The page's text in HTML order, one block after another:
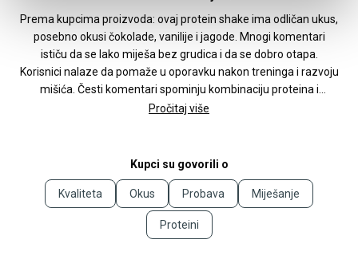
Prema kupcima proizvoda: ovaj protein shake ima odličan ukus,
posebno okusi čokolade, vanilije i jagode. Mnogi komentari
ističu da se lako miješa bez grudica i da se dobro otapa.
Korisnici nalaze da pomaže u oporavku nakon treninga i razvoju
mišića. Česti komentari spominju kombinaciju proteina i
kreatina kao praktičnu. Neki korisnici primjećuju poboljšanje
drugih opcija. Jedan korisnik je primijetio kožno svrbljenje.
Ukupno, recenzije su vrlo pozitivne s obzirom na ukus, topivost i
rezultate.
Pročitaj više
Kupci su govorili o
Kvaliteta Okus Probava Miješanje
Proteini